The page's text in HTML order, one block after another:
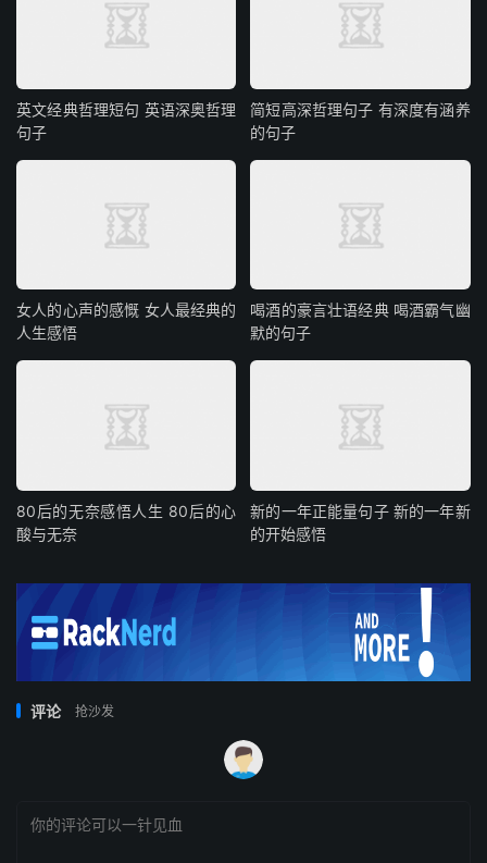
英文经典哲理短句 英语深奥哲理
句子
简短高深哲理句子 有深度有涵养
的句子
女人的心声的感慨 女人最经典的
人生感悟
喝酒的豪言壮语经典 喝酒霸气幽
默的句子
80后的无奈感悟人生 80后的心
酸与无奈
新的一年正能量句子 新的一年新
的开始感悟
评论 抢沙发